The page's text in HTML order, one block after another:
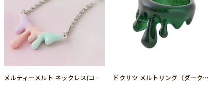
メルティーメルト ネックレス(コットンキャンディー×シルバー)
ドクサツ メルトリング（ダークグリーン）